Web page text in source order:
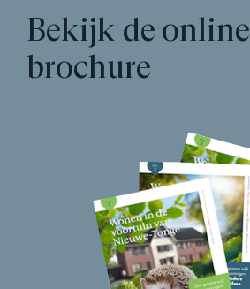
Bekijk de online
brochure